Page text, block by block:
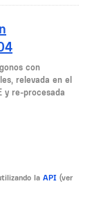
con
relevada en el
y re-procesada
la API (ver